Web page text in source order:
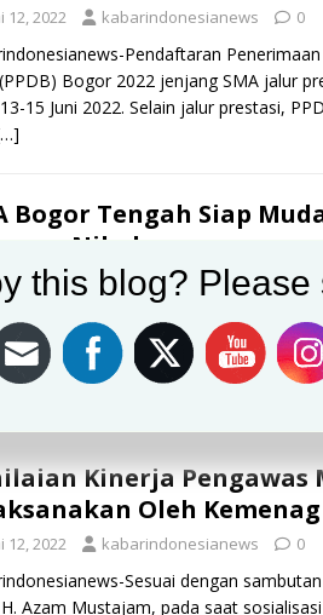
12, 2022 kabarindonesianews 0
Pendaftaran
Bogor 2022 jenjang SMA jalur
15 Juni 2022. Selain jalur prestasi,
Bogor Tengah Siap
Nikah
12, 2022 kabarindonesianews 0
Untuk memberikan
Kantor Urusan Agama (KUA) Bogor
kepada calon pasangan
Kinerja Pengawas
Oleh
12, 2022 kabarindonesianews 0
Sesuai dengan
H. Azam Mustajam, pada saat
this blog?